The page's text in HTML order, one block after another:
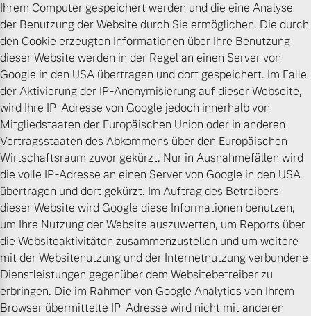
Ihrem Computer gespeichert werden und die eine Analyse
der Benutzung der Website durch Sie ermöglichen. Die durch
den Cookie erzeugten Informationen über Ihre Benutzung
dieser Website werden in der Regel an einen Server von
Google in den USA übertragen und dort gespeichert. Im Falle
der Aktivierung der IP-Anonymisierung auf dieser Webseite,
wird Ihre IP-Adresse von Google jedoch innerhalb von
Mitgliedstaaten der Europäischen Union oder in anderen
Vertragsstaaten des Abkommens über den Europäischen
Wirtschaftsraum zuvor gekürzt. Nur in Ausnahmefällen wird
die volle IP-Adresse an einen Server von Google in den USA
übertragen und dort gekürzt. Im Auftrag des Betreibers
dieser Website wird Google diese Informationen benutzen,
um Ihre Nutzung der Website auszuwerten, um Reports über
die Websiteaktivitäten zusammenzustellen und um weitere
mit der Websitenutzung und der Internetnutzung verbundene
Dienstleistungen gegenüber dem Websitebetreiber zu
erbringen. Die im Rahmen von Google Analytics von Ihrem
Browser übermittelte IP-Adresse wird nicht mit anderen